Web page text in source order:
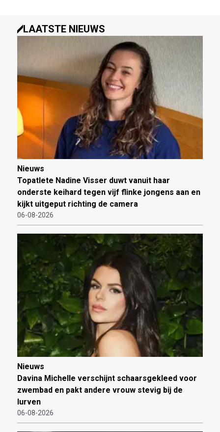
LAATSTE NIEUWS
Nieuws
Topatlete Nadine Visser duwt vanuit haar
onderste keihard tegen vijf flinke jongens aan en
kijkt uitgeput richting de camera
06-08-2026
Nieuws
Davina Michelle verschijnt schaarsgekleed voor
zwembad en pakt andere vrouw stevig bij de
lurven
06-08-2026